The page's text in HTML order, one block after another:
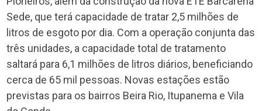
Sede, que terá capacidade de tratar 2,5 milhões de
litros de esgoto por dia. Com a operação conjunta das
três unidades, a capacidade total de tratamento
saltará para 6,1 milhões de litros diários, beneficiando
cerca de 65 mil pessoas. Novas estações estão
previstas para os bairros Beira Rio, Itupanema e Vila